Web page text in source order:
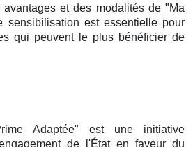
et des modalités de "Ma
sensibilisation est essentielle pour
qui peuvent le plus bénéficier de
Adaptée" est une initiative
de l'État en faveur du